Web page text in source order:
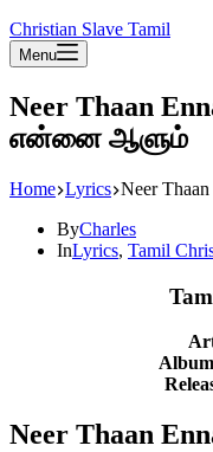
Christian Slave Tamil
Menu
Neer Thaan
என்னை ஆளும்
Home Lyrics Neer
ByCharles
InLyrics, Tamil
Neer Thaan